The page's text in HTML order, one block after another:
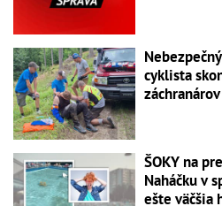
cyklista
záchranárov
ŠOKY na
Naháčku v
ešte väčšia